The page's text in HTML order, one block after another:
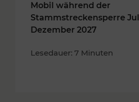
Mobil während der
Stammstreckensperre
Dezember 2027
Lesedauer: 7 Minuten